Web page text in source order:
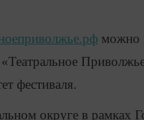
можно
«Театральное
фестиваля.
округе в рамках